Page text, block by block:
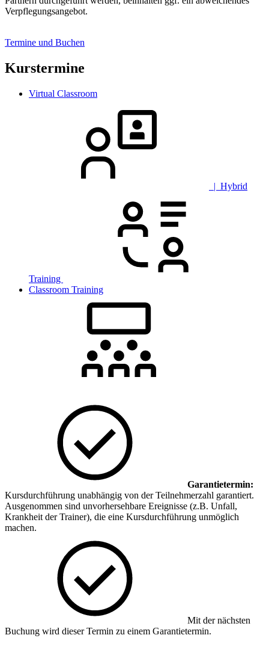
Verpflegungsangebot.
Termine und Buchen
Kurstermine
Virtual Classroom
| Hybrid
Training
Classroom Training
Garantietermin:
Kursdurchführung unabhängig von der Teilnehmerzahl garantiert.
Ausgenommen sind unvorhersehbare Ereignisse (z.B. Unfall,
Krankheit der Trainer), die eine Kursdurchführung unmöglich
machen.
Mit der nächsten
Buchung wird dieser Termin zu einem Garantietermin.